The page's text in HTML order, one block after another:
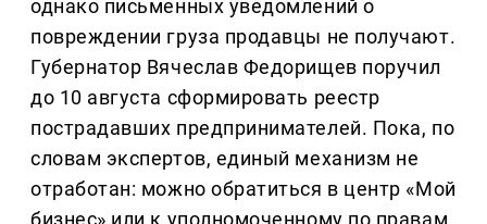
однако письменных уведомлений о
повреждении груза продавцы не получают.
Губернатор Вячеслав Федорищев поручил
до 10 августа сформировать реестр
пострадавших предпринимателей. Пока, по
словам экспертов, единый механизм не
отработан: можно обратиться в центр «Мой
бизнес» или к уполномоченному по правам